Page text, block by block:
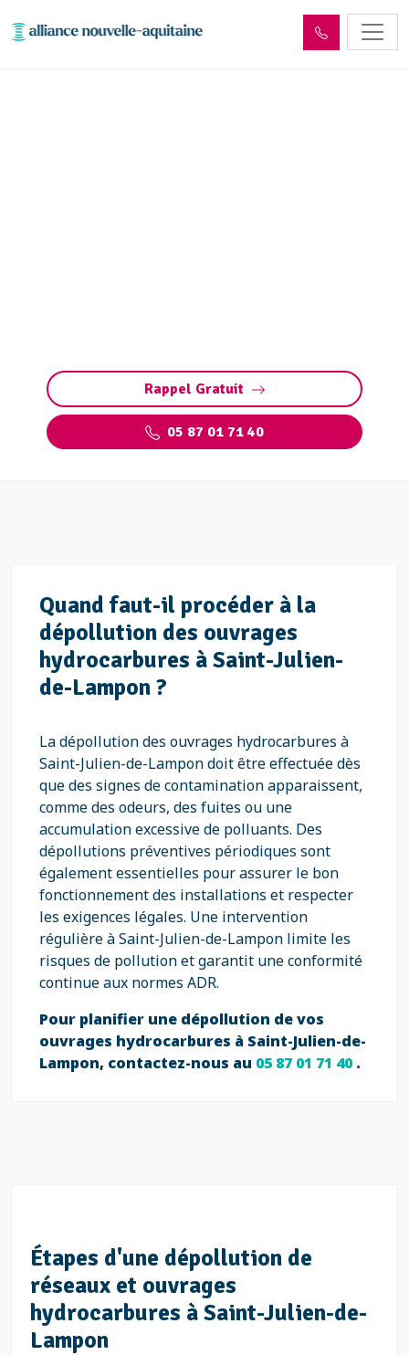
Rappel Gratuit
05 87 01 71 40
Quand faut-il procéder à la
dépollution des ouvrages
hydrocarbures à Saint-Julien-
de-Lampon ?
La dépollution des ouvrages hydrocarbures à
Saint-Julien-de-Lampon doit être effectuée dès
que des signes de contamination apparaissent,
comme des odeurs, des fuites ou une
accumulation excessive de polluants. Des
dépollutions préventives périodiques sont
également essentielles pour assurer le bon
fonctionnement des installations et respecter
les exigences légales. Une intervention
régulière à Saint-Julien-de-Lampon limite les
risques de pollution et garantit une conformité
continue aux normes ADR.
Pour planifier une dépollution de vos
ouvrages hydrocarbures à Saint-Julien-de-
Lampon, contactez-nous au 05 87 01 71 40.
Étapes d'une dépollution de
réseaux et ouvrages
hydrocarbures à Saint-Julien-de-
Lampon